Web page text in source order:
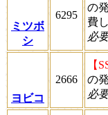
ミツボ
シ
6295
の
費
必
ヨビコ
2666
【
の
必